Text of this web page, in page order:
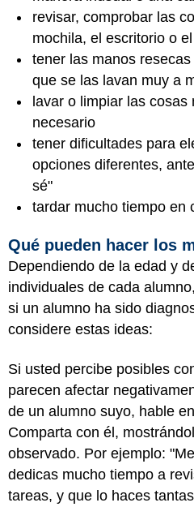
revisar, comprobar las
mochila, el escritorio o
tener las manos
que se las lavan muy a
lavar o limpiar las cosas
necesario
tener dificultades para
opciones diferentes,
sé"
tardar mucho tiempo en
Qué pueden hacer los
Dependiendo de la edad y
individuales de cada
si un alumno ha sido
considere estas ideas:
Si usted percibe posibles
parecen afectar
de un alumno suyo, hable
Comparta con él,
observado. Por ejemplo:
dedicas mucho tiempo a
tareas, y que lo haces